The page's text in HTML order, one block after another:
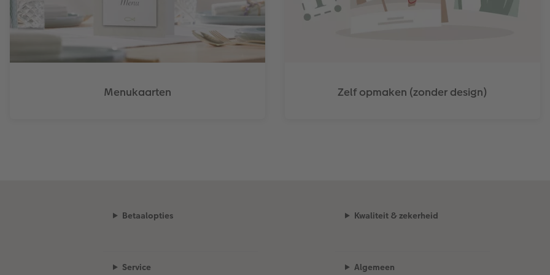
Menukaarten Zelf opmaken (zonder design)
Betaalopties Kwaliteit & zekerheid
Service Algemeen